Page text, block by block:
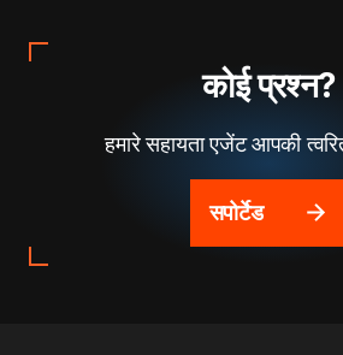
कोई प्रश्न?
हमारे सहायता एजेंट आपकी
सपोर्टेड